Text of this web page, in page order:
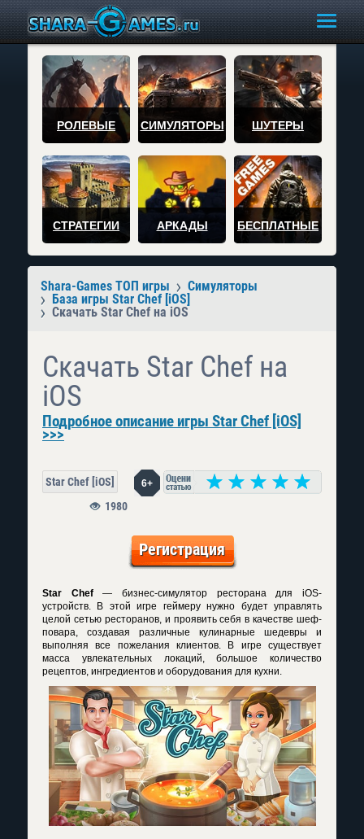
РОЛЕВЫЕ СИМУЛЯТОРЫ ШУТЕРЫ
СТРАТЕГИИ АРКАДЫ БЕСПЛАТНЫЕ
Shara-Games ТОП игры
Симуляторы
База игры Star Chef [iOS]
Скачать Star Chef на iOS
Скачать Star Chef на
iOS
Подробное описание игры Star Chef [iOS]
>>>
Star Chef [iOS] 6+
1980
Регистрация
Star Chef— бизнес-симулятор ресторана для iOS-
устройств. В этой игре геймеру нужно будет управлять
целой сетью ресторанов, и проявить себя в качестве шеф-
повара, создавая различные кулинарные шедевры и
выполняя все пожелания клиентов. В игре существует
масса увлекательных локаций, большое количество
рецептов, ингредиентов и оборудования для кухни.